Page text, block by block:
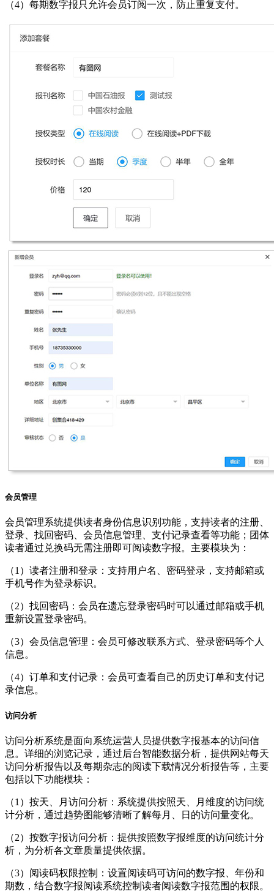
（4）每期数字报只允许会员订阅一次，防止重复支付。
会员管理
会员管理系统提供读者身份信息识别功能，支持读者的注册、
登录、找回密码、会员信息管理、支付记录查看等功能；团体
读者通过兑换码无需注册即可阅读数字报。主要模块为：
（1）读者注册和登录：支持用户名、密码登录，支持邮箱或
手机号作为登录标识。
（2）找回密码：会员在遗忘登录密码时可以通过邮箱或手机
重新设置登录密码。
（3）会员信息管理：会员可修改联系方式、登录密码等个人
信息。
（4）订单和支付记录：会员可查看自己的历史订单和支付记
录信息。
访问分析
访问分析系统是面向系统运营人员提供数字报基本的访问信
息。详细的浏览记录，通过后台智能数据分析，提供网站每天
访问分析报告以及每期杂志的阅读下载情况分析报告等，主要
包括以下功能模块：
（1）按天、月访问分析：系统提供按照天、月维度的访问统
计分析，通过趋势图能够清晰了解每月、日的访问量变化。
（2）按数字报访问分析：提供按照数字报维度的访问统计分
析，为分析各文章质量提供依据。
（3）阅读码权限控制：设置阅读码可访问的数字报、年份和
期数，结合数字报阅读系统控制读者阅读数字报范围的权限。